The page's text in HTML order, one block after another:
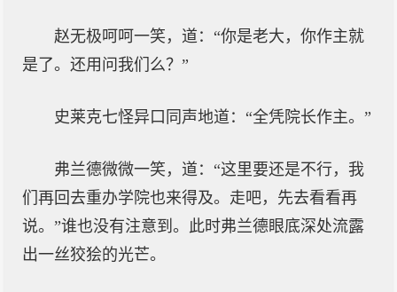
赵无极呵呵一笑，道：“你是老大，你作主就
是了。还用问我们么？”
史莱克七怪异口同声地道：“全凭院长作主。”
弗兰德微微一笑，道：“这里要还是不行，我
们再回去重办学院也来得及。走吧，先去看看再
说。”谁也没有注意到。此时弗兰德眼底深处流露
出一丝狡狯的光芒。